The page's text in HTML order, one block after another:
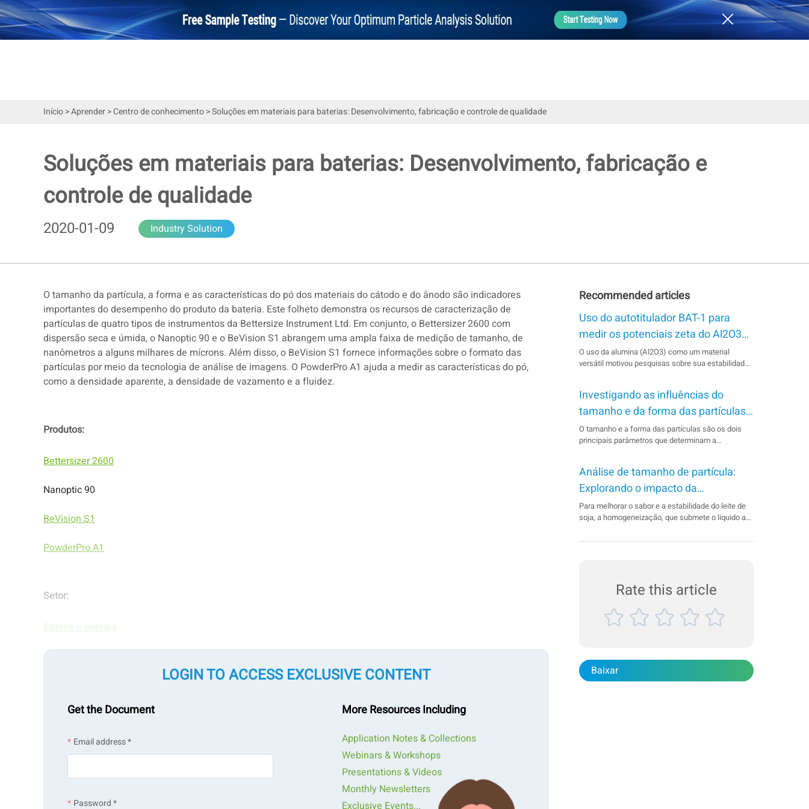
Início>Aprender>Centro de conhecimento>Soluções em materiais para baterias: Desenvolvimento, fabricação e controle de qualidade
Soluções em materiais para baterias: Desenvolvimento, fabricação e
controle de qualidade
2020-01-09 Industry Solution
O tamanho da partícula, a forma e as características do pó dos materiais do cátodo e do ânodo são indicadores
importantes do desempenho do produto da bateria. Este folheto demonstra os recursos de caracterização de
partículas de quatro tipos de instrumentos da Bettersize Instrument Ltd. Em conjunto, o Bettersizer 2600 com
dispersão seca e úmida, o Nanoptic 90 e o BeVision S1 abrangem uma ampla faixa de medição de tamanho, de
nanômetros a alguns milhares de mícrons. Além disso, o BeVision S1 fornece informações sobre o formato das
partículas por meio da tecnologia de análise de imagens. O PowderPro A1 ajuda a medir as características do pó,
como a densidade aparente, a densidade de vazamento e a fluidez.
Produtos:
Bettersizer 2600
Nanoptic 90
BeVision S1
PowderPro A1
Setor:
Bateria e energia
Cátodos e ânodos de baterias
Tipos de medição:
LOGIN TO ACCESS EXCLUSIVE CONTENT
Get the Document
Email address *
Password *
More Resources Including
Application Notes & Collections
Webinars & Workshops
Presentations & Videos
Monthly Newsletters
Exclusive Events...
Recommended articles
Uso do autotitulador BAT-1 para
medir os potenciais zeta do Al2O3
em diferentes pHs
O uso da alumina (Al2O3) como um material
versátil motivou pesquisas sobre sua estabilidade
química e do pH do meio, é um parâmetro
importante para avaliar a estabilidade. O
autotitulador BAT-1 e o analisador BeNano foram...
Investigando as influências do
tamanho e da forma das partículas
na densidade de energia do ânodo
das baterias de íon-lítio
O tamanho e a forma das partículas são os dois
principais parâmetros que determinam a
controlados dentro de uma faixa ideal para
melhorar a eficiência do processo de fabricação.
De acordo com o padrão chinês GB/T 38887-2020,
a circularidade...
Análise de tamanho de partícula:
Explorando o impacto da
homogeneização no leite de soja
Para melhorar o sabor e a estabilidade do leite de
soja, a homogeneização, que submete o líquido a
partículas de glóbulos de gordura e aglomerados
Rate this article
Baixar